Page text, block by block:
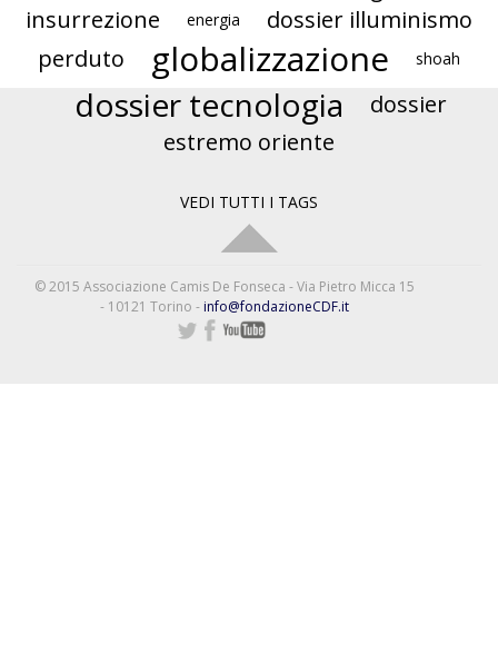
insurrezione
energia
dossier illuminismo
perduto
globalizzazione shoah
dossier tecnologia
dossier
estremo oriente
VEDI TUTTI I TAGS
© 2015 Associazione Camis De Fonseca - Via Pietro Micca 15
- 10121 Torino - info@fondazioneCDF.it